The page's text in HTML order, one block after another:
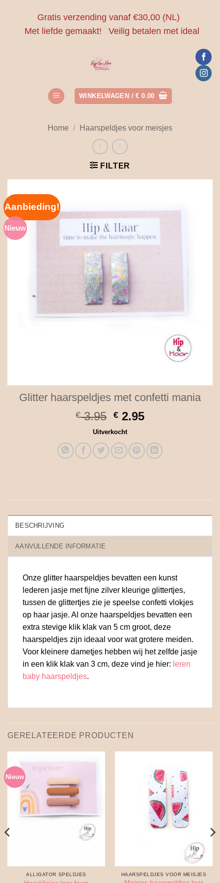
Gratis verzending vanaf €30,00 (NL)
Met liefde gemaakt!
Veilig betalen met ideal
WINKELWAGEN /€ 0.00
Home / Haarspeldjes voor meisjes
FILTER
Aanbieding!
Nieuw
Glitter haarspeldjes met confetti mania
€3.95 Oorspronkelijke
prijs
was:
€ 3.95.
€ 2.95Huidige
is:
€ 2.95.
Uitverkocht
BESCHRIJVING
AANVULLENDE INFORMATIE
Onze glitter haarspeldjes bevatten een kunst
lederen jasje met fijne zilver kleurige glittertjes,
tussen de glittertjes zie je speelse confetti vlokjes
op haar jasje. Al onze haarspeldjes bevatten een
extra stevige klik klak van 5 cm groot, deze
haarspeldjes zijn ideaal voor wat grotere meiden.
Voor kleinere dametjes hebben wij het zelfde jasje
in een klik klak van 3 cm, deze vind je hier: leren
baby haarspeldjes.
GERELATEERDE PRODUCTEN
Nieuw
ALLIGATOR SPELDJES HAARSPELDJES VOOR MEISJES